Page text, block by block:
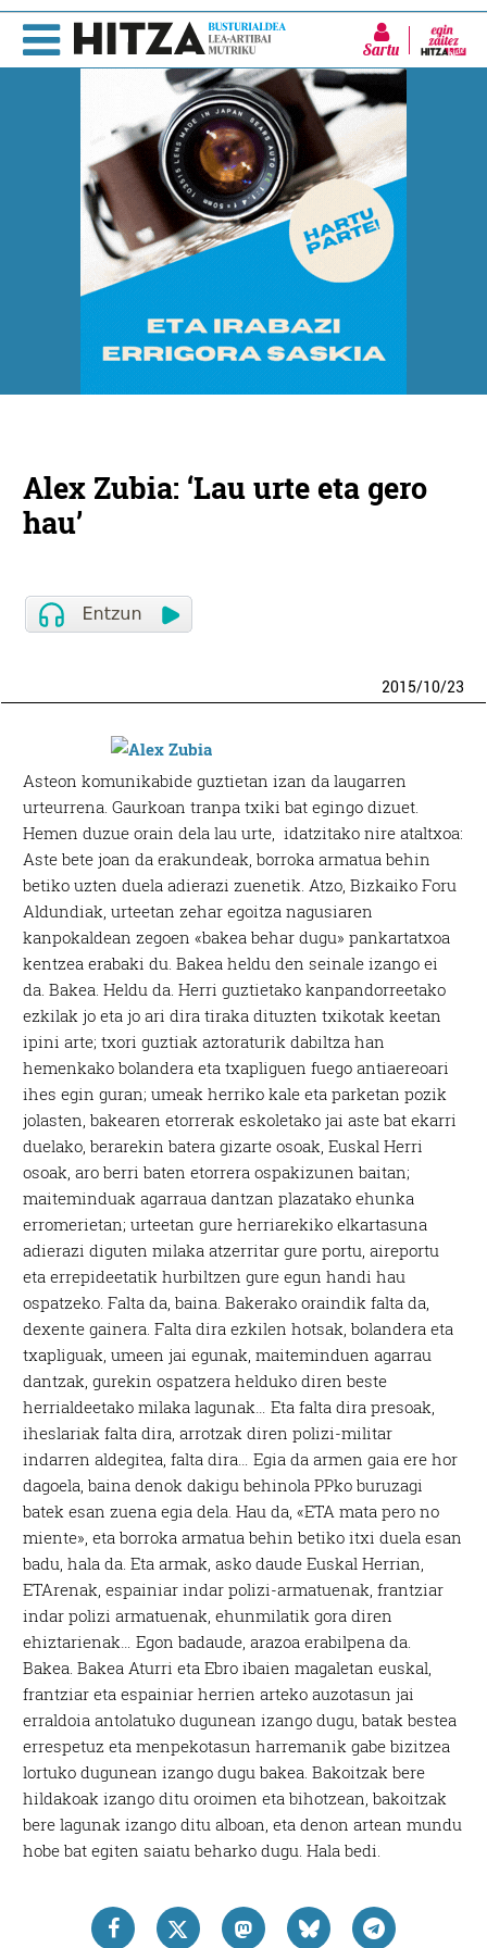
Sartu
Alex Zubia: ‘Lau urte eta gero
hau’
2015/10/23
Asteon komunikabide guztietan izan da laugarren
urteurrena. Gaurkoan tranpa txiki bat egingo dizuet.
Hemen duzue orain dela lau urte, idatzitako nire ataltxoa:
Aste bete joan da erakundeak, borroka armatua behin
betiko uzten duela adierazi zuenetik. Atzo, Bizkaiko Foru
Aldundiak, urteetan zehar egoitza nagusiaren
kanpokaldean zegoen «bakea behar dugu» pankartatxoa
kentzea erabaki du. Bakea heldu den seinale izango ei
da. Bakea. Heldu da. Herri guztietako kanpandorreetako
ezkilak jo eta jo ari dira tiraka dituzten txikotak keetan
ipini arte; txori guztiak aztoraturik dabiltza han
hemenkako bolandera eta txapliguen fuego antiaereoari
ihes egin guran; umeak herriko kale eta parketan pozik
jolasten, bakearen etorrerak eskoletako jai aste bat ekarri
duelako, berarekin batera gizarte osoak, Euskal Herri
osoak, aro berri baten etorrera ospakizunen baitan;
maiteminduak agarraua dantzan plazatako ehunka
erromerietan; urteetan gure herriarekiko elkartasuna
adierazi diguten milaka atzerritar gure portu, aireportu
eta errepideetatik hurbiltzen gure egun handi hau
ospatzeko. Falta da, baina. Bakerako oraindik falta da,
dexente gainera. Falta dira ezkilen hotsak, bolandera eta
txapliguak, umeen jai egunak, maiteminduen agarrau
dantzak, gurekin ospatzera helduko diren beste
herrialdeetako milaka lagunak… Eta falta dira presoak,
iheslariak falta dira, arrotzak diren polizi-militar
indarren aldegitea, falta dira… Egia da armen gaia ere hor
dagoela, baina denok dakigu behinola PPko buruzagi
batek esan zuena egia dela. Hau da, «ETA mata pero no
miente», eta borroka armatua behin betiko itxi duela esan
badu, hala da. Eta armak, asko daude Euskal Herrian,
ETArenak, espainiar indar polizi-armatuenak, frantziar
indar polizi armatuenak, ehunmilatik gora diren
ehiztarienak… Egon badaude, arazoa erabilpena da.
Bakea. Bakea Aturri eta Ebro ibaien magaletan euskal,
frantziar eta espainiar herrien arteko auzotasun jai
erraldoia antolatuko dugunean izango dugu, batak bestea
errespetuz eta menpekotasun harremanik gabe bizitzea
lortuko dugunean izango dugu bakea. Bakoitzak bere
hildakoak izango ditu oroimen eta bihotzean, bakoitzak
bere lagunak izango ditu alboan, eta denon artean mundu
hobe bat egiten saiatu beharko dugu. Hala bedi.